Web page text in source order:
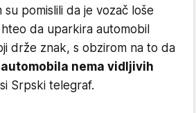
su pomislili da je vozač loše
da uparkira automobil
drže znak, s obzirom na to da
nema vidljivih
Srpski telegraf.